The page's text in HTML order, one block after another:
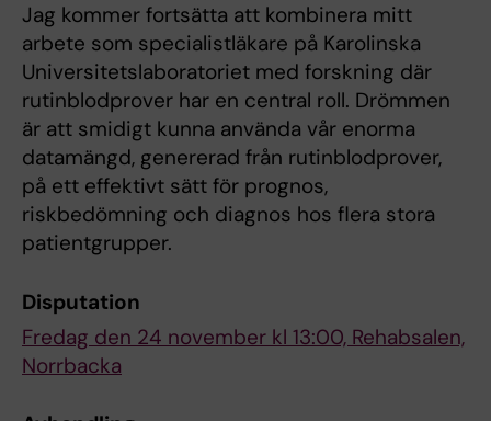
Jag kommer fortsätta att kombinera mitt
arbete som specialistläkare på Karolinska
Universitetslaboratoriet med forskning där
rutinblodprover har en central roll. Drömmen
är att smidigt kunna använda vår enorma
datamängd, genererad från rutinblodprover,
på ett effektivt sätt för prognos,
riskbedömning och diagnos hos flera stora
patientgrupper.
Disputation
Fredag den 24 november kl 13:00, Rehabsalen,
Norrbacka